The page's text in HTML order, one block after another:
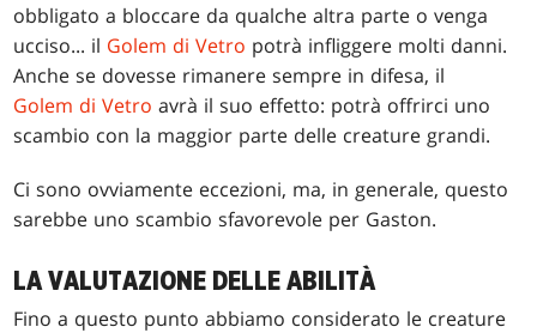
obbligato a bloccare da qualche altra parte o venga
ucciso... il Golem di Vetro potrà infliggere molti danni.
Anche se dovesse rimanere sempre in difesa, il
Golem di Vetro avrà il suo effetto: potrà offrirci uno
scambio con la maggior parte delle creature grandi.
Ci sono ovviamente eccezioni, ma, in generale, questo
sarebbe uno scambio sfavorevole per Gaston.
LA VALUTAZIONE DELLE ABILITÀ
Fino a questo punto abbiamo considerato le creature